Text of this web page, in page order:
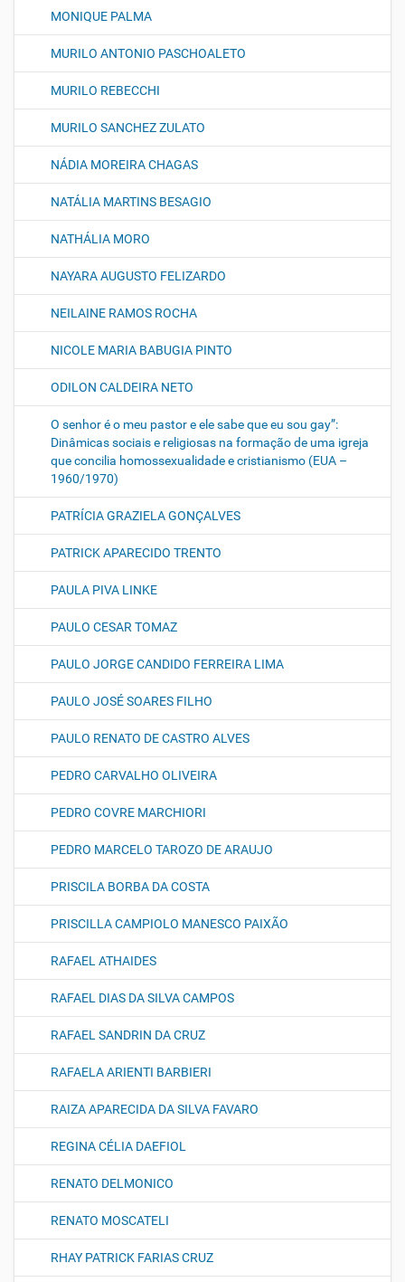
MONIQUE PALMA
MURILO ANTONIO PASCHOALETO
MURILO REBECCHI
MURILO SANCHEZ ZULATO
NÁDIA MOREIRA CHAGAS
NATÁLIA MARTINS BESAGIO
NATHÁLIA MORO
NAYARA AUGUSTO FELIZARDO
NEILAINE RAMOS ROCHA
NICOLE MARIA BABUGIA PINTO
ODILON CALDEIRA NETO
O senhor é o meu pastor e ele sabe que eu sou gay”:
Dinâmicas sociais e religiosas na formação de uma igreja
que concilia homossexualidade e cristianismo (EUA –
1960/1970)
PATRÍCIA GRAZIELA GONÇALVES
PATRICK APARECIDO TRENTO
PAULA PIVA LINKE
PAULO CESAR TOMAZ
PAULO JORGE CANDIDO FERREIRA LIMA
PAULO JOSÉ SOARES FILHO
PAULO RENATO DE CASTRO ALVES
PEDRO CARVALHO OLIVEIRA
PEDRO COVRE MARCHIORI
PEDRO MARCELO TAROZO DE ARAUJO
PRISCILA BORBA DA COSTA
PRISCILLA CAMPIOLO MANESCO PAIXÃO
RAFAEL ATHAIDES
RAFAEL DIAS DA SILVA CAMPOS
RAFAEL SANDRIN DA CRUZ
RAFAELA ARIENTI BARBIERI
RAIZA APARECIDA DA SILVA FAVARO
REGINA CÉLIA DAEFIOL
RENATO DELMONICO
RENATO MOSCATELI
RHAY PATRICK FARIAS CRUZ